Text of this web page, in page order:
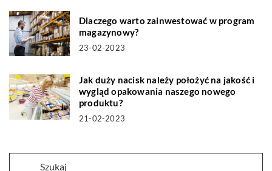
Dlaczego warto zainwestować w program
magazynowy?
23-02-2023
Jak duży nacisk należy położyć na jakość i
wygląd opakowania naszego nowego
produktu?
21-02-2023